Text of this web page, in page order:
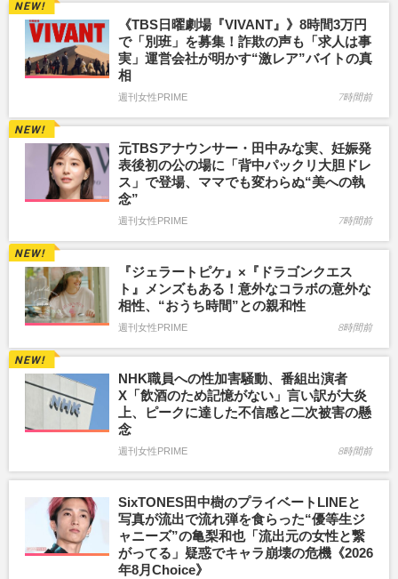
《TBS日曜劇場『VIVANT』》8時間3万円
で「別班」を募集！詐欺の声も「求人は事
実」運営会社が明かす“激レア”バイトの真
相
週刊女性PRIME 7時間前
元TBSアナウンサー・田中みな実、妊娠発
表後初の公の場に「背中パックリ大胆ドレ
ス」で登場、ママでも変わらぬ“美への執
念”
週刊女性PRIME 7時間前
『ジェラートピケ』×『ドラゴンクエス
ト』メンズもある！意外なコラボの意外な
相性、“おうち時間”との親和性
週刊女性PRIME 8時間前
NHK職員への性加害騒動、番組出演者
X「飲酒のため記憶がない」言い訳が大炎
上、ピークに達した不信感と二次被害の懸
念
週刊女性PRIME 8時間前
SixTONES田中樹のプライベートLINEと
写真が流出で流れ弾を食らった“優等生ジ
ャニーズ”の亀梨和也「流出元の女性と繋
がってる」疑惑でキャラ崩壊の危機《2026
年8月Choice》